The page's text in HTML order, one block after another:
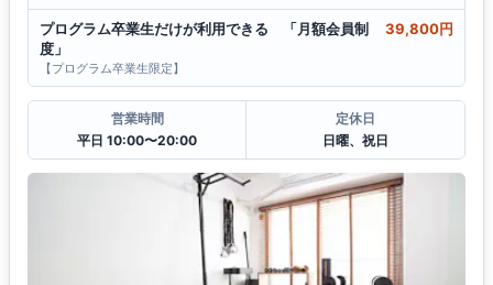
プログラム卒業生だけが利用できる 「月額会員制
度」
39,800円
【プログラム卒業生限定】
営業時間
平日 10:00〜20:00
定休日
日曜、祝日